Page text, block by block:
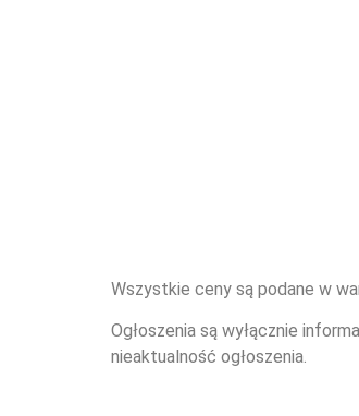
Wszystkie ceny są podane w
Ogłoszenia są wyłącznie
nieaktualność ogłoszenia.